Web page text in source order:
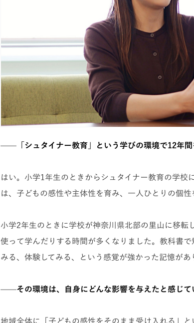
——「シュタイナー教育」という学びの環境で12年間
はい。小学1年生のときからシュタイナー教育の学校
は、子どもの感性や主体性を育み、一人ひとりの個性
小学2年生のときに学校が神奈川県北部の里山に移転
使って学んだりする時間が多くなりました。教科書
みる、体験してみる、という感覚が強かった記憶があ
——その環境は、自身にどんな影響を与えたと感じて
地域全体に「子どもの感性をそのまま受け入れる」と